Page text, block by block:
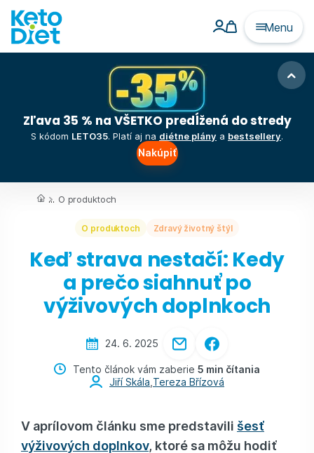
Menu
Zľava 35 % na VŠETKO predĺžená do stredy
S kódom LETO35. Platí aj na diétne plány a bestsellery.
Nakúpiť
... O produktoch
O produktoch Zdravý životný štýl
Keď strava nestačí: Kedy
a prečo siahnuť po
výživových doplnkoch
24. 6. 2025
Tento článok vám zaberie 5 min čítania
Jiří Skála Tereza Břízová
V aprílovom článku sme predstavili šesť
výživových doplnkov, ktoré sa môžu hodiť